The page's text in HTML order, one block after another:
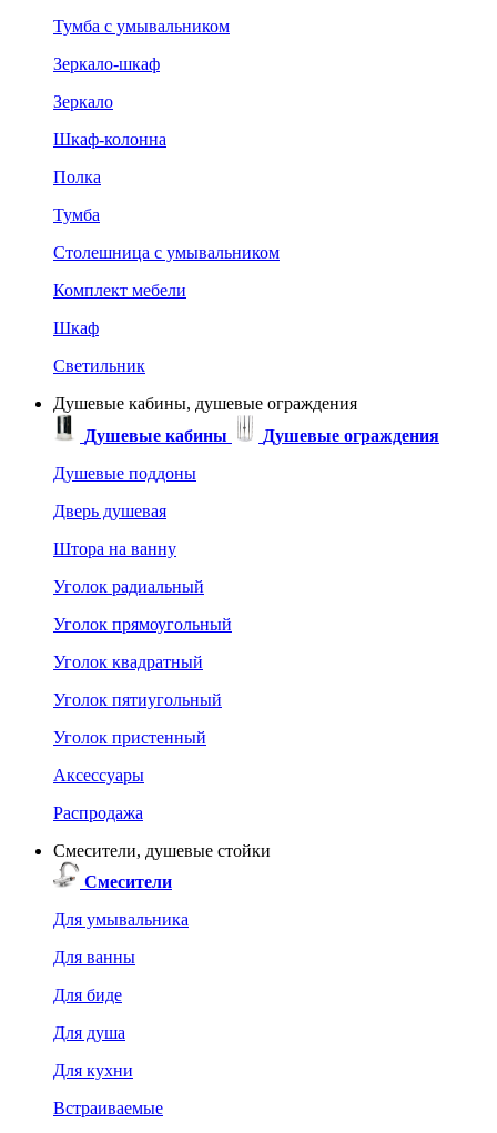
Тумба с умывальником
Зеркало-шкаф
Зеркало
Шкаф-колонна
Полка
Тумба
Столешница с умывальником
Комплект мебели
Шкаф
Светильник
Душевые кабины, душевые ограждения
Душевые кабины
Душевые ограждения
Душевые поддоны
Дверь душевая
Штора на ванну
Уголок радиальный
Уголок прямоугольный
Уголок квадратный
Уголок пятиугольный
Уголок пристенный
Аксессуары
Распродажа
Смесители, душевые стойки
Смесители
Для умывальника
Для ванны
Для биде
Для душа
Для кухни
Встраиваемые